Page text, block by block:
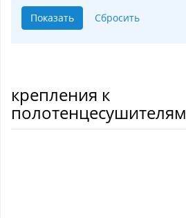
крепления к
полотенцесушителям